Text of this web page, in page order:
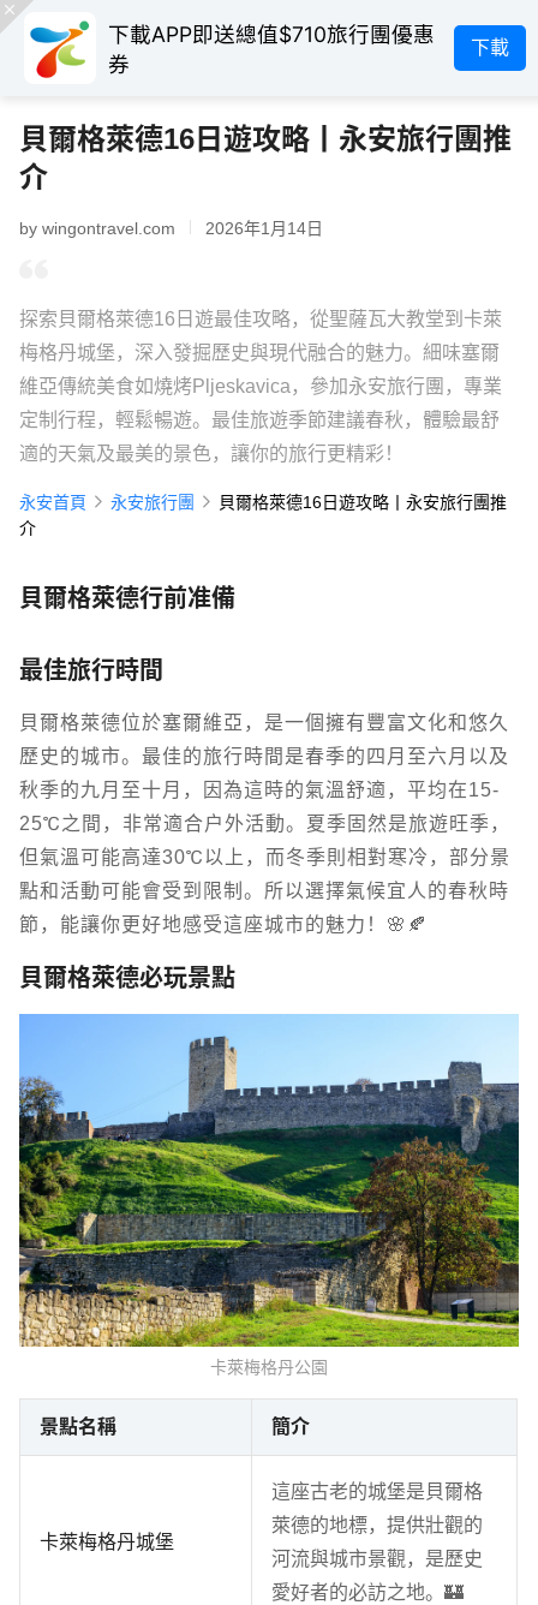
下載APP即送總值$710旅行團優惠
券
下載
貝爾格萊德16日遊攻略丨永安旅行團推
介
by wingontravel.com 2026年1月14日
探索貝爾格萊德16日遊最佳攻略，從聖薩瓦大教堂到卡萊
梅格丹城堡，深入發掘歷史與現代融合的魅力。細味塞爾
維亞傳統美食如燒烤Pljeskavica，參加永安旅行團，專業
定制行程，輕鬆暢遊。最佳旅遊季節建議春秋，體驗最舒
適的天氣及最美的景色，讓你的旅行更精彩！
永安首頁 永安旅行團
貝爾格萊德16日遊攻略丨永安旅行團推
介
貝爾格萊德行前准備
最佳旅行時間
貝爾格萊德位於塞爾維亞，是一個擁有豐富文化和悠久
歷史的城市。最佳的旅行時間是春季的四月至六月以及
秋季的九月至十月，因為這時的氣溫舒適，平均在15-
25℃之間，非常適合戶外活動。夏季固然是旅遊旺季，
但氣溫可能高達30℃以上，而冬季則相對寒冷，部分景
點和活動可能會受到限制。所以選擇氣候宜人的春秋時
節，能讓你更好地感受這座城市的魅力！🌸🍂
貝爾格萊德必玩景點
卡萊梅格丹公園
景點名稱 簡介
卡萊梅格丹城堡
這座古老的城堡是貝爾格
萊德的地標，提供壯觀的
河流與城市景觀，是歷史
愛好者的必訪之地。🏰